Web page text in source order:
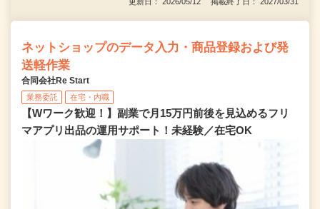
ネットショップのデータ入力・商品登録および発
送軽作業
合同会社Re Start
業務委託 在宅・内職
【Wワーク歓迎！】副業で月15万円前後を見込めるフリ
マアプリ出品の運用サポート！未経験／在宅OK